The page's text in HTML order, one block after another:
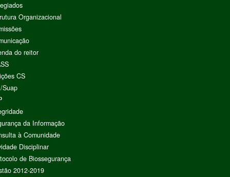
Organizacional
do reitor
CS
Suap
da Informação
à Comunidade
Disciplinar
de Biossegurança
2012-2019